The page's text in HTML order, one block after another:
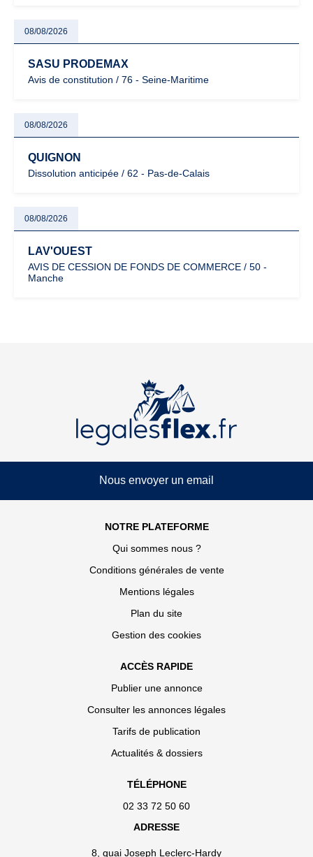
08/08/2026
SASU PRODEMAX
Avis de constitution / 76 - Seine-Maritime
08/08/2026
QUIGNON
Dissolution anticipée / 62 - Pas-de-Calais
08/08/2026
LAV'OUEST
AVIS DE CESSION DE FONDS DE COMMERCE / 50 -
Manche
Nous envoyer un email
NOTRE PLATEFORME
Qui sommes nous ?
Conditions générales de vente
Mentions légales
Plan du site
Gestion des cookies
ACCÈS RAPIDE
Publier une annonce
Consulter les annonces légales
Tarifs de publication
Actualités & dossiers
TÉLÉPHONE
02 33 72 50 60
ADRESSE
8, quai Joseph Leclerc-Hardy